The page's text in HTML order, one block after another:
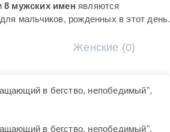
8 мужских имен являются
мальчиков, рожденных в этот день.
Женские (0)
в бегство, непобедимый",
в бегство, непобедимый",